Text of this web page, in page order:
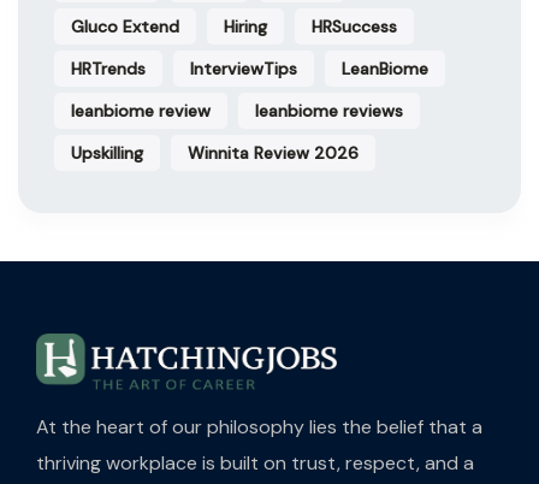
Gluco Extend
Hiring
HRSuccess
HRTrends
InterviewTips
LeanBiome
leanbiome review
leanbiome reviews
Upskilling
Winnita Review 2026
At the heart of our philosophy lies the belief that a
thriving workplace is built on trust, respect, and a